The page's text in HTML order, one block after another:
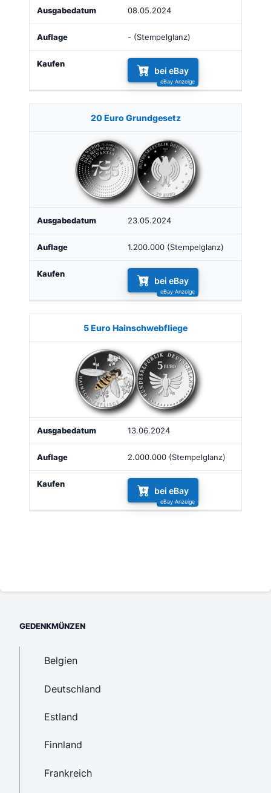
08.05.2024
- (Stempelglanz)
bei eBay
20 Euro Grundgesetz
23.05.2024
1.200.000 (Stempelglanz)
bei eBay
5 Euro Hainschwebfliege
13.06.2024
2.000.000 (Stempelglanz)
bei eBay
GEDENKMÜNZEN
Belgien
Deutschland
Estland
Finnland
Frankreich